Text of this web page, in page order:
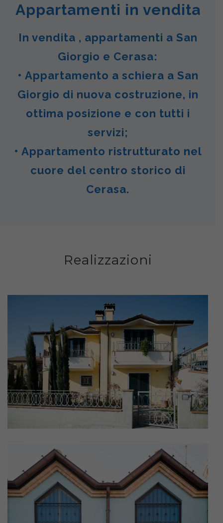
Appartamenti in vendita
In vendita , appartamenti a San
Giorgio e Cerasa:
• Appartamento a schiera a San
Giorgio di nuova costruzione, in
ottima posizione e con tutti i
servizi;
• Appartamento ristrutturato nel
cuore del centro storico di
Cerasa.
Realizzazioni